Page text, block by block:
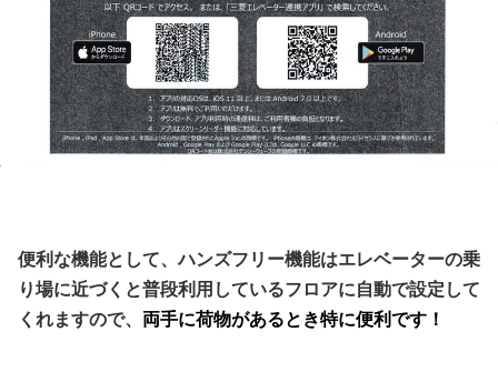
便利な機能として、ハンズフリー機能はエレベーターの乗
り場に近づくと普段利用しているフロアに自動で設定して
くれますので、 両手に荷物があるとき特に便利です！